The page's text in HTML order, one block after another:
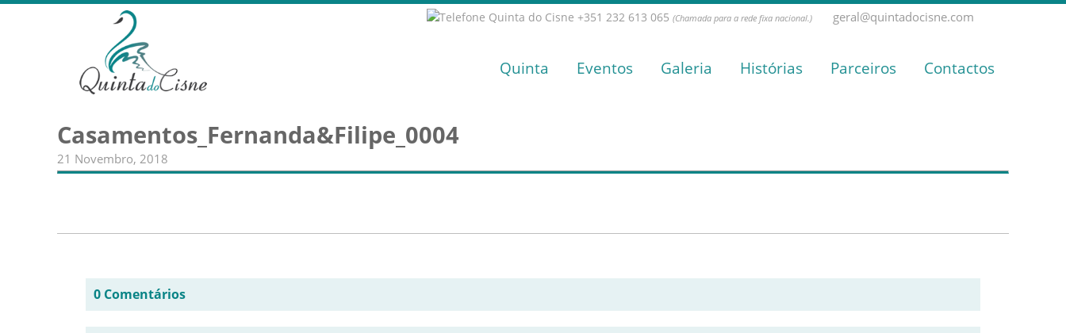
+351 232 613 065 (Chamada para a rede fixa nacional.) geral@quintadocisne.com
Quinta Eventos Galeria Histórias Parceiros Contactos
Casamentos_Fernanda&Filipe_0004
21 Novembro, 2018
0 Comentários